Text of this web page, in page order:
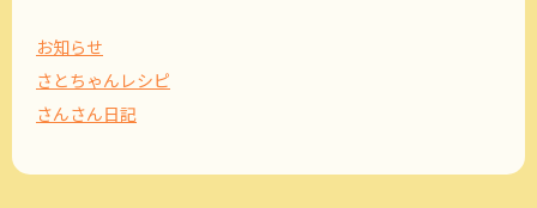
お知らせ
さとちゃんレシピ
さんさん日記